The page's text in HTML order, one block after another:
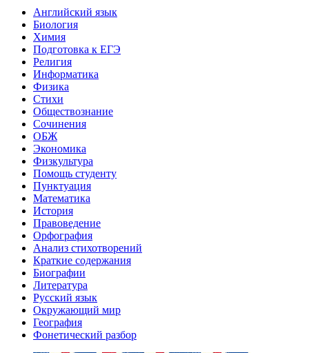
Английский язык
Биология
Химия
Подготовка к ЕГЭ
Религия
Информатика
Физика
Стихи
Обществознание
Сочинения
ОБЖ
Экономика
Физкультура
Помощь студенту
Пунктуация
Математика
История
Правоведение
Орфография
Анализ стихотворений
Краткие содержания
Биографии
Литература
Русский язык
Окружающий мир
География
Фонетический разбор